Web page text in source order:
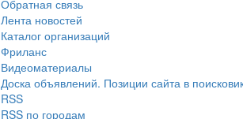
Обратная связь
Лента новостей
Каталог организаций
Фриланс
Видеоматериалы
Доска объявлений. Позиции сайта в
RSS
RSS по городам